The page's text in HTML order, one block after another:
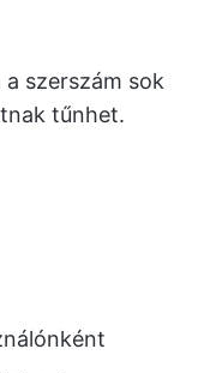
szerszám sok
tűnhet.